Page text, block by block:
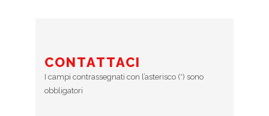
CONTATTACI
I campi contrassegnati con l’asterisco (*) sono
obbligatori